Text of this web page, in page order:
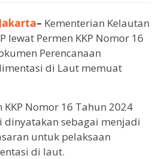
Jakarta– Kementerian Kelautan
lewat Permen KKP Nomor 16
Perencanaan
di Laut memuat
Nomor 16 Tahun 2024
dinyatakan sebagai menjadi
untuk pelaksaan
di laut.